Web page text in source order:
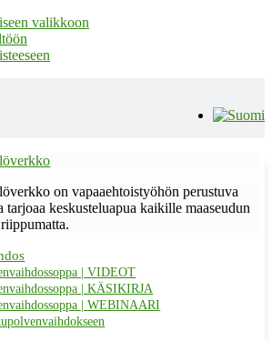
valikkoon
on vapaaehtoistyöhön perustuva
tarjoaa keskusteluapua kaikille maaseudun
| VIDEOT
| KÄSIKIRJA
| WEBINAARI